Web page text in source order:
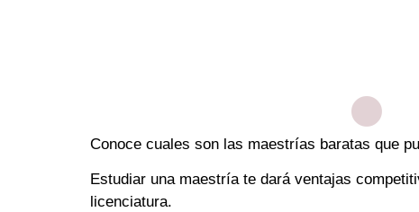
Conoce cuales son las maestrías baratas que
Estudiar una maestría te dará ventajas
licenciatura.